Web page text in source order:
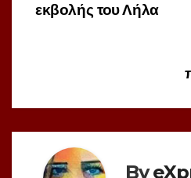
εκβολής του Λήλα
By